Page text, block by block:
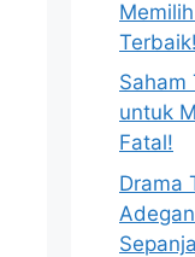
Terbaik!
Saham
untuk
Fatal!
Drama